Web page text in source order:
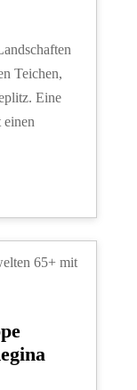
Teichen,
Eine
einen